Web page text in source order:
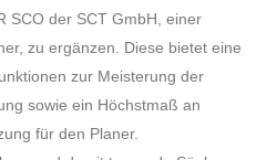
SCO der SCT GmbH, einer
zu ergänzen. Diese bietet eine
zur Meisterung der
sowie ein Höchstmaß an
für den Planer.